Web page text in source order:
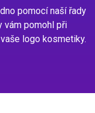
pomocí naší řady
vám pomohl při
logo kosmetiky.